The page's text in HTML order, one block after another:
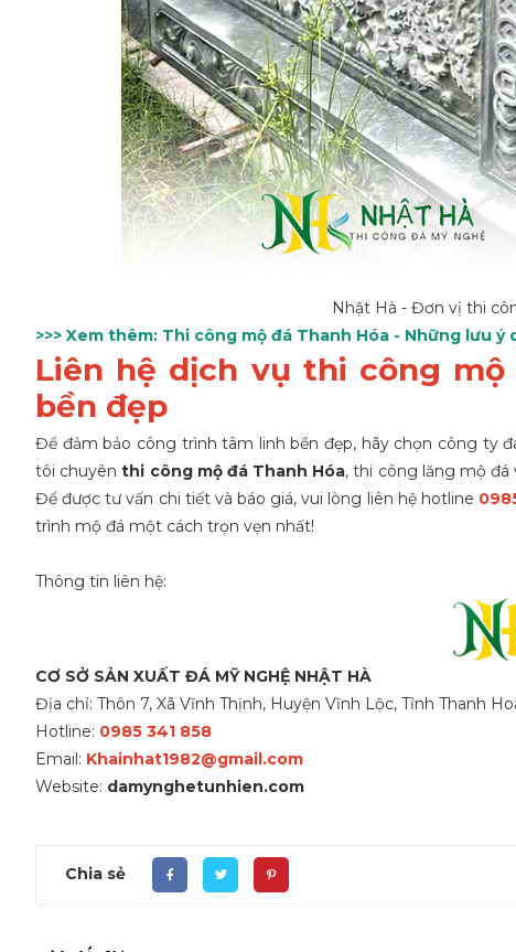
Nhật Hà - Đơn vị thi
>>> Xem thêm: Thi công mộ đá Thanh Hóa - Những lưu
Liên hệ dịch vụ thi công
bền đẹp
Để đảm bảo công trình tâm linh bền đẹp, hãy chọn công ty
tôi chuyênthi công mộ đá Thanh Hóa,thi công lăng mộ đá
Để được tư vấn chi tiết và báo giá, vui lòng liên hệ hotline
trình mộ đá một cách trọn vẹn nhất!
Thông tin liên hệ:
CƠ SỞ SẢN XUẤT ĐÁ MỸ NGHỆ NHẬT HÀ
Địa chỉ: Thôn 7, Xã Vĩnh Thịnh, Huyện Vĩnh Lộc, Tỉnh Thanh
Hotline: 0985 341 858
Email: Khainhat1982@gmail.com
Website: damynghetunhien.com
Chia sẻ